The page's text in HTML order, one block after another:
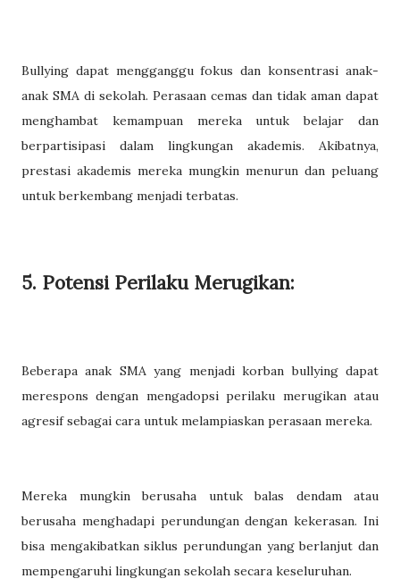
Bullying dapat mengganggu fokus dan konsentrasi anak-
anak SMA di sekolah. Perasaan cemas dan tidak aman dapat
menghambat kemampuan mereka untuk belajar dan
berpartisipasi dalam lingkungan akademis. Akibatnya,
prestasi akademis mereka mungkin menurun dan peluang
untuk berkembang menjadi terbatas.
5. Potensi Perilaku Merugikan:
Beberapa anak SMA yang menjadi korban bullying dapat
merespons dengan mengadopsi perilaku merugikan atau
agresif sebagai cara untuk melampiaskan perasaan mereka.
Mereka mungkin berusaha untuk balas dendam atau
berusaha menghadapi perundungan dengan kekerasan. Ini
bisa mengakibatkan siklus perundungan yang berlanjut dan
mempengaruhi lingkungan sekolah secara keseluruhan.